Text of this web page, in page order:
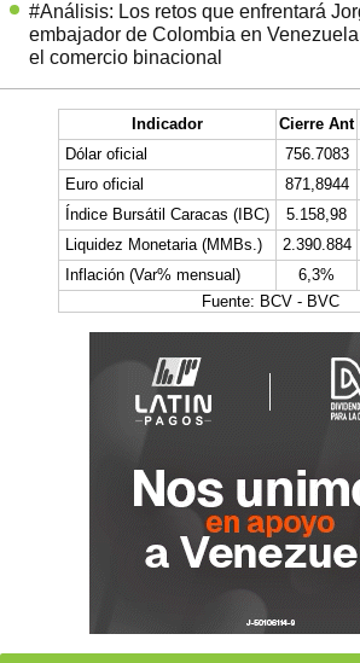
#Análisis: Los retos que enfrentará
embajador de Colombia en
el comercio binacional
Indicador Cierre Ant
Dólar oficial
756.7083
Euro oficial
871,8944
Índice Bursátil Caracas (IBC)
5.158,98
Liquidez Monetaria (MMBs.)
2.390.884
Inflación (Var% mensual)
6,3%
Fuente: BCV - BVC